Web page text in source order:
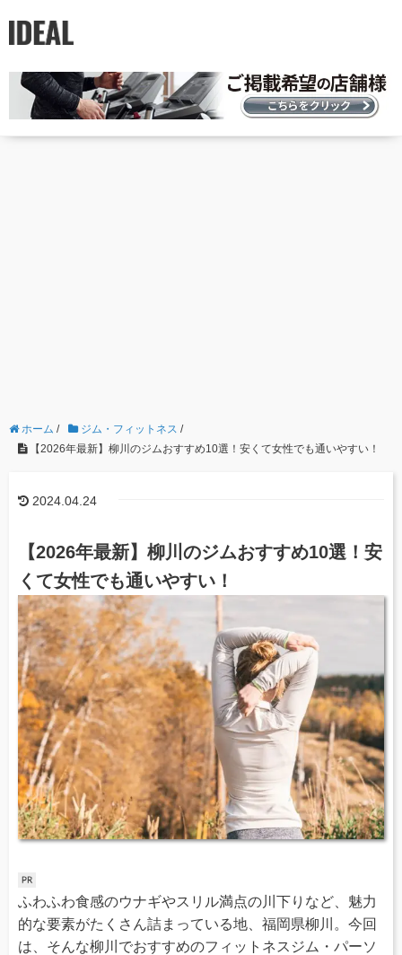
ホーム / ジム・フィットネス /
【2026年最新】柳川のジムおすすめ10選！安くて女性でも通いやすい！
2024.04.24
【2026年最新】柳川のジムおすすめ10選！安
くて女性でも通いやすい！
ふわふわ食感のウナギやスリル満点の川下りなど、魅力
的な要素がたくさん詰まっている地、福岡県柳川。今回
は、そんな柳川でおすすめのフィットネスジム・パーソ